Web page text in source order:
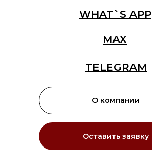
Оставить заявку
О компании
MAX
TELEGRAM
WHAT`S APP